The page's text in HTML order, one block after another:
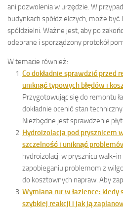
ani pozwolenia w urzędzie. W
budynkach spółdzielczych, może
spółdzielni. Ważne jest, aby po
odebrane i sporządzony protokół
W temacie również:
Co dokładnie sprawdzić przed
uniknąć typowych błędów i
Przygotowując się do remontu
dokładnie ocenić stan
Niezbędne jest sprawdzenie
Hydroizolacja pod prysznicem
szczelność i uniknąć
hydroizolacji w prysznicu walk-
zapobieganiu problemom z
do kosztownych napraw. Aby
Wymiana rur w łazience: kiedy
szybkiej reakcji i jak ją